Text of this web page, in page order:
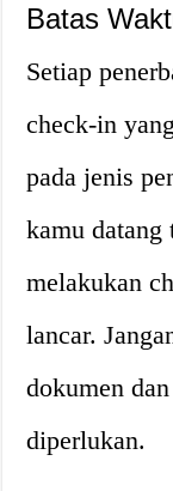
Batas
Setiap
check-in
pada jenis
kamu datang
melakukan
lancar.
dokumen
diperlukan.